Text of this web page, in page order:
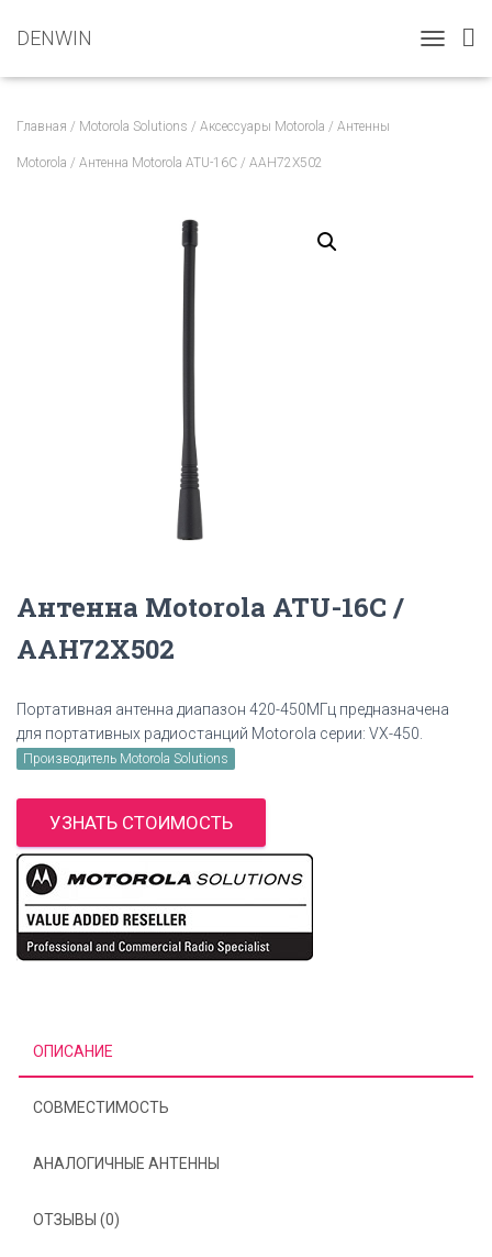
DENWIN
O
Главная / Motorola Solutions / Аксессуары Motorola / Антенны
Motorola / Антенна Motorola ATU-16C / AAH72X502
Антенна Motorola ATU-16C /
AAH72X502
Портативная антенна диапазон 420-450МГц предназначена
для портативных радиостанций Motorola серии: VX-450.
Производитель Motorola Solutions
УЗНАТЬ СТОИМОСТЬ
ОПИСАНИЕ
СОВМЕСТИМОСТЬ
АНАЛОГИЧНЫЕ АНТЕННЫ
ОТЗЫВЫ (0)